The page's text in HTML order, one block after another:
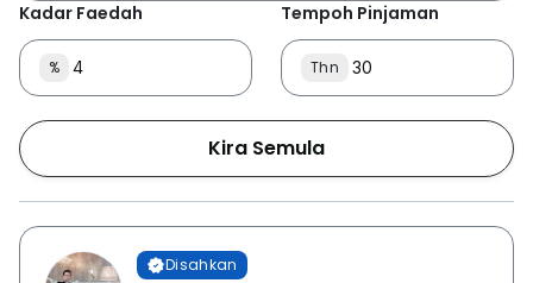
Kadar Faedah
%
Tempoh Pinjaman
Thn
Kira Semula
Disahkan